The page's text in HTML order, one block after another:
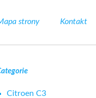
strony Kontakt
Citroen C3